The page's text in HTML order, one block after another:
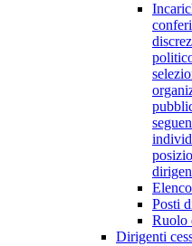
Posti
Ruolo
Dirigenti